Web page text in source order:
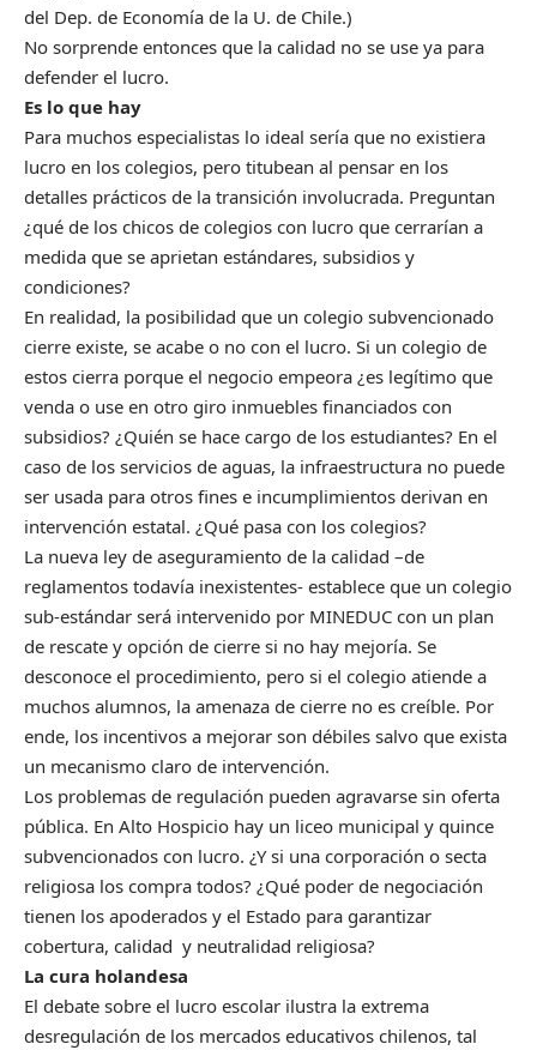
del Dep. de Economía de la U. de Chile.)
No sorprende entonces que la calidad no se use ya para
defender el lucro.
Es lo que hay
Para muchos especialistas lo ideal sería que no existiera
lucro en los colegios, pero titubean al pensar en los
detalles prácticos de la transición involucrada. Preguntan
¿qué de los chicos de colegios con lucro que cerrarían a
medida que se aprietan estándares, subsidios y
condiciones?
En realidad, la posibilidad que un colegio subvencionado
cierre existe, se acabe o no con el lucro. Si un colegio de
estos cierra porque el negocio empeora ¿es legítimo que
venda o use en otro giro inmuebles financiados con
subsidios? ¿Quién se hace cargo de los estudiantes? En el
caso de los servicios de aguas, la infraestructura no puede
ser usada para otros fines e incumplimientos derivan en
intervención estatal. ¿Qué pasa con los colegios?
La nueva ley de aseguramiento de la calidad –de
reglamentos todavía inexistentes- establece que un colegio
sub-estándar será intervenido por MINEDUC con un plan
de rescate y opción de cierre si no hay mejoría. Se
desconoce el procedimiento, pero si el colegio atiende a
muchos alumnos, la amenaza de cierre no es creíble. Por
ende, los incentivos a mejorar son débiles salvo que exista
un mecanismo claro de intervención.
Los problemas de regulación pueden agravarse sin oferta
pública. En Alto Hospicio hay un liceo municipal y quince
subvencionados con lucro. ¿Y si una corporación o secta
religiosa los compra todos? ¿Qué poder de negociación
tienen los apoderados y el Estado para garantizar
cobertura, calidad y neutralidad religiosa?
La cura holandesa
El debate sobre el lucro escolar ilustra la extrema
desregulación de los mercados educativos chilenos, tal